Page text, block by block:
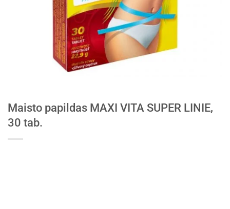
Maisto papildas MAXI VITA SUPER LINIE,
30 tab.